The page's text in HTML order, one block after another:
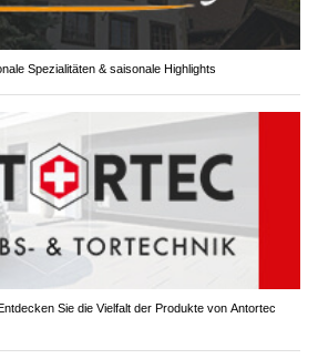
Spezialitäten & saisonale Highlights
Sie die Vielfalt der Produkte von Antortec